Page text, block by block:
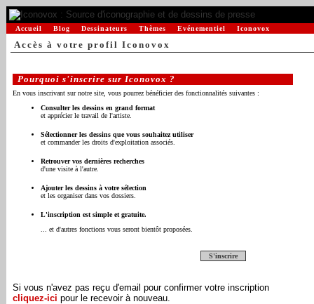
Accueil Blog Dessinateurs Thèmes Evénementiel Iconovox
Accès à votre profil Iconovox
Pourquoi s'inscrire sur Iconovox ?
En vous inscrivant sur notre site, vous pourrez bénéficier des fonctionnalités suivantes :
Consulter les dessins en grand format
et apprécier le travail de l'artiste.
Sélectionner les dessins que vous souhaitez utiliser
et commander les droits d'exploitation associés.
Retrouver vos dernières recherches
d'une visite à l'autre.
Ajouter les dessins à votre sélection
et les organiser dans vos dossiers.
L'inscription est simple et gratuite.
... et d'autres fonctions vous seront bientôt proposées.
S'inscrire
Si vous n'avez pas reçu d'email pour confirmer votre inscription
cliquez-ici pour le recevoir à nouveau.